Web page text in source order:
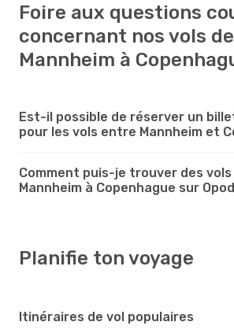
Foire aux questions
concernant nos vols de
Mannheim à
Est-il possible de réserver un
pour les vols entre Mannheim et
Comment puis-je trouver des
Mannheim à Copenhague sur
Planifie ton voyage
Itinéraires de vol populaires